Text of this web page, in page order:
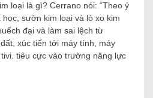
loại là gì? Cerrano nói: “Theo ý
sườn kim loại và lò xo kim
đại và làm sai lệch từ
xúc tiến tới máy tính, máy
tiêu cực vào trường năng lực